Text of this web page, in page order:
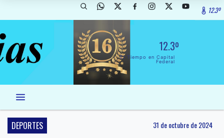
12.3º
12.3º
El Tiempo en Capital
Federal
DEPORTES 31 de octubre de 2024